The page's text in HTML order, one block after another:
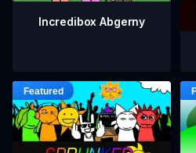
Incredibox Abgerny